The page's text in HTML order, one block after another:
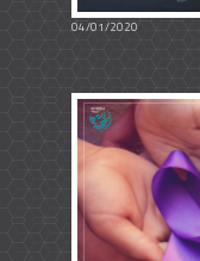
04/01/2020